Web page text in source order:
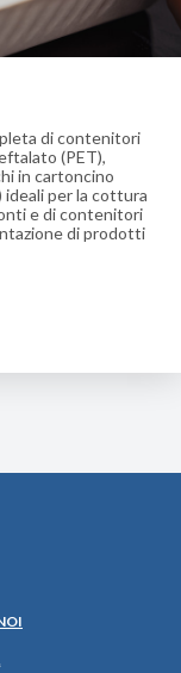
di contenitori
(PET),
in cartoncino
per la cottura
e di contenitori
di prodotti